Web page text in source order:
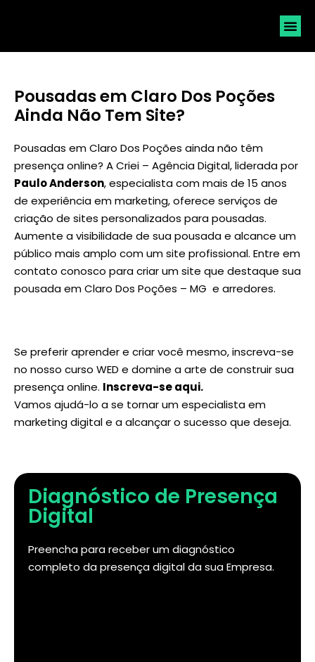
Pousadas em Claro Dos Poções
Ainda Não Tem Site?
Pousadas em Claro Dos Poções ainda não têm
presença online? A Criei – Agência Digital, liderada por
Paulo Anderson, especialista com mais de 15 anos
de experiência em marketing, oferece serviços de
criação de sites personalizados para pousadas.
Aumente a visibilidade de sua pousada e alcance um
público mais amplo com um site profissional. Entre em
contato conosco para criar um site que destaque sua
pousada em Claro Dos Poções – MG e arredores.
Se preferir aprender e criar você mesmo, inscreva-se
no nosso curso WED e domine a arte de construir sua
presença online. Inscreva-se aqui.
Vamos ajudá-lo a se tornar um especialista em
marketing digital e a alcançar o sucesso que deseja.
Diagnóstico de Presença
Digital
Preencha para receber um diagnóstico
completo da presença digital da sua Empresa.